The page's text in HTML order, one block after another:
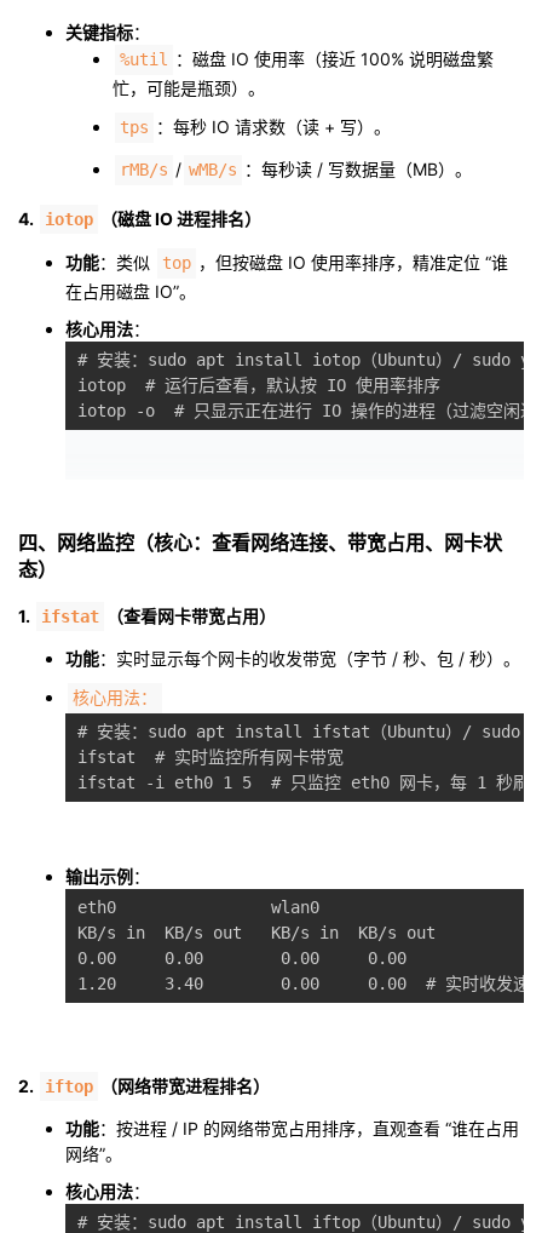
关键指标：
%util
：磁盘 IO 使用率（接近 100% 说明磁盘繁
忙，可能是瓶颈）。
tps ：每秒 IO 请求数（读 + 写）。
rMB/s / wMB/s ：每秒读 / 写数据量（MB）。
4. iotop （磁盘 IO 进程排名）
功能：类似 top ，但按磁盘 IO 使用率排序，精准定位 “谁
在占用磁盘 IO”。
核心用法：
# 安装：sudo apt install iotop（Ubuntu）/ sudo
iotop  # 运行后查看，默认按 IO 使用率排序
四、网络监控（核心：查看网络连接、带宽占用、网卡状
态）
1. ifstat （查看网卡带宽占用）
功能：实时显示每个网卡的收发带宽（字节 / 秒、包 / 秒）。
核心用法：
# 安装：sudo apt install ifstat（Ubuntu）/ sudo
ifstat  # 实时监控所有网卡带宽
输出示例 ：
eth0                wlan0
KB/s in  KB/s out   KB/s in  KB/s out
0.00     0.00        0.00     0.00
2. iftop （网络带宽进程排名）
功能：按进程 / IP 的网络带宽占用排序，直观查看 “谁在占用
网络”。
核心用法：
# 安装：sudo apt install iftop（Ubuntu）/ sudo